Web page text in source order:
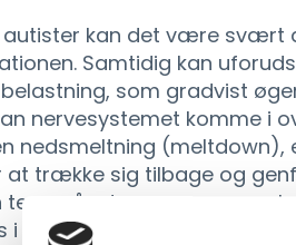
autister kan det være svært
Samtidig kan
som gradvist
nervesystemet komme i
nedsmeltning
at trække sig tilbage og
tegn på, at personens
situationen.